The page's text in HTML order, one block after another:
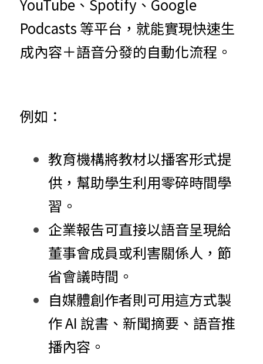
YouTube、Spotify、Google
Podcasts 等平台，就能實現快速生
成內容＋語音分發的自動化流程。
例如：
教育機構將教材以播客形式提
供，幫助學生利用零碎時間學
習。
企業報告可直接以語音呈現給
董事會成員或利害關係人，節
省會議時間。
自媒體創作者則可用這方式製
作 AI 說書、新聞摘要、語音推
播內容。